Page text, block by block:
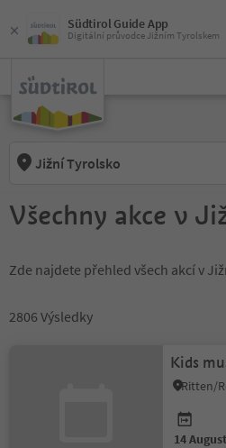
Südtirol Guide App
Digitální průvodce Jižním Tyrolskem
Jižní Tyrolsko
Všechny akce v
Zde najdete přehled všech akcí v
2806 Výsledky
Kids
14